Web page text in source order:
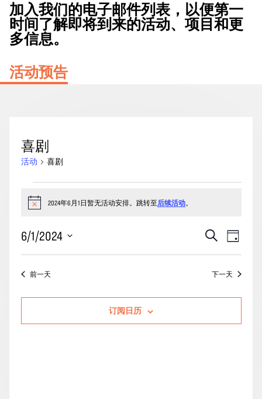
加入我们的电子邮件列表，以便第一
时间了解即将到来的活动、项目和更
多信息。
活动预告
喜剧
活动 喜剧
年
月
1
日
动
通
2024年6月1日暂无活动安排。跳转至后续活动。
活
动
搜
索
和
搜
事
件
视
导
天
6/1/2024
日
前一天 下一天
订阅日历